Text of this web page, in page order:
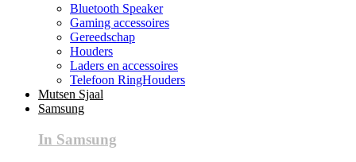
Bluetooth Speaker
Gaming accessoires
Gereedschap
Houders
Laders en accessoires
Telefoon RingHouders
Mutsen Sjaal
Samsung
In Samsung